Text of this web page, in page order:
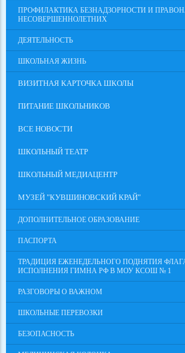
ПРОФИЛАКТИКА БЕЗНАДЗОРНОСТИ И
НЕСОВЕРШЕННОЛЕТНИХ
ДЕЯТЕЛЬНОСТЬ
ШКОЛЬНАЯ ЖИЗНЬ
ВИЗИТНАЯ КАРТОЧКА ШКОЛЫ
ПИТАНИЕ ШКОЛЬНИКОВ
ВСЕ НОВОСТИ
ШКОЛЬНЫЙ ТЕАТР
ШКОЛЬНЫЙ МЕДИАЦЕНТР
МУЗЕЙ "КУВШИНОВСКИЙ КРАЙ"
ДОПОЛНИТЕЛЬНОЕ ОБРАЗОВАНИЕ
ПАСПОРТА
ТРАДИЦИЯ ЕЖЕНЕДЕЛЬНОГО ПОДНЯТИЯ
ИСПОЛНЕНИЯ ГИМНА РФ В МОУ КСОШ № 1
РАЗГОВОРЫ О ВАЖНОМ
ШКОЛЬНЫЕ ПЕРЕВОЗКИ
БЕЗОПАСНОСТЬ